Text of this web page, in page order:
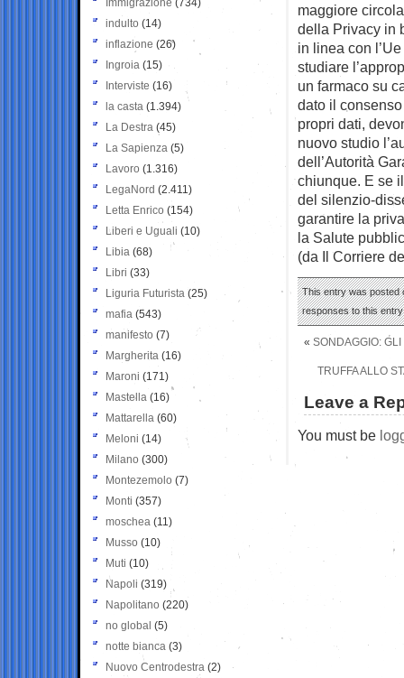
maggiore
della Privacy in
in linea con
studiare
un farmaco su
dato il
propri dati,
nuovo studio
dell’Autorità
chiunque. E se
del silenzio-
garantire la
la Salute
(da Il Corriere
This entry was posted
responses to this
« SONDAGGIO:
TRUFFA ALLO
Leave a
You must be
Immigrazione (734)
indulto (14)
inflazione (26)
Ingroia (15)
Interviste (16)
la casta (1.394)
La Destra (45)
La Sapienza (5)
Lavoro (1.316)
LegaNord (2.411)
Letta Enrico (154)
Liberi e Uguali (10)
Libia (68)
Libri (33)
Liguria Futurista (25)
mafia (543)
manifesto (7)
Margherita (16)
Maroni (171)
Mastella (16)
Mattarella (60)
Meloni (14)
Milano (300)
Montezemolo (7)
Monti (357)
moschea (11)
Musso (10)
Muti (10)
Napoli (319)
Napolitano (220)
no global (5)
notte bianca (3)
Nuovo Centrodestra (2)